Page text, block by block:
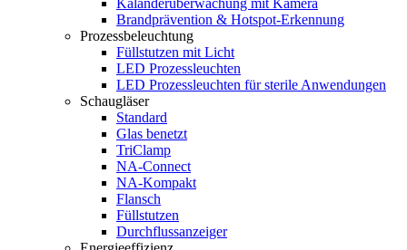
Kalanderüberwachung mit Kamera
Brandprävention & Hotspot-Erkennung
Prozessbeleuchtung
Füllstutzen mit Licht
LED Prozessleuchten
LED Prozessleuchten für sterile Anwendungen
Schaugläser
Standard
Glas benetzt
TriClamp
NA-Connect
NA-Kompakt
Flansch
Füllstutzen
Durchflussanzeiger